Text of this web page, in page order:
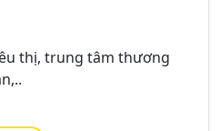
thị, trung tâm thương